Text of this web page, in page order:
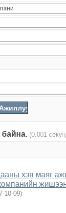
байна. (0.001
хэв маяг
10-09)